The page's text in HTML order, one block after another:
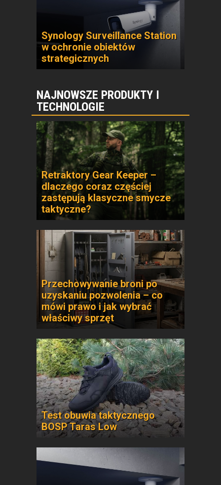
Synology Surveillance Station
w ochronie obiektów
strategicznych
NAJNOWSZE PRODUKTY I
TECHNOLOGIE
Retraktory Gear Keeper –
dlaczego coraz częściej
zastępują klasyczne smycze
taktyczne?
Przechowywanie broni po
uzyskaniu pozwolenia – co
mówi prawo i jak wybrać
właściwy sprzęt
Test obuwia taktycznego
BOSP Taras Low